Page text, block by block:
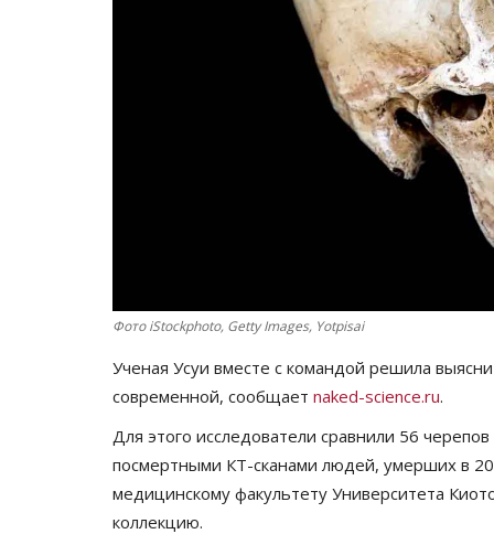
Фото iStockphoto, Get​ty Images, Yotpisai
Ученая Усуи вместе с командой решила
современной, сообщает naked-science.ru.
Для этого исследователи сравнили 56
посмертными КТ-сканами людей, умерших в
медицинскому факультету Университета
коллекцию.